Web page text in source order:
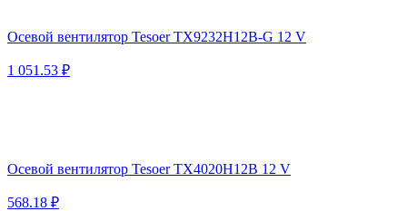
Осевой вентилятор Tesoer TX9232H12B-G 12 V
1 051.53 ₽
Осевой вентилятор Tesoer TX4020H12B 12 V
568.18 ₽